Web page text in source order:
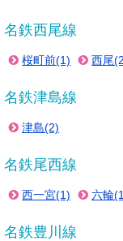
名鉄西尾線
桜町前(1) 西尾
名鉄津島線
津島(2)
名鉄尾西線
西一宮(1) 六輪
名鉄豊川線